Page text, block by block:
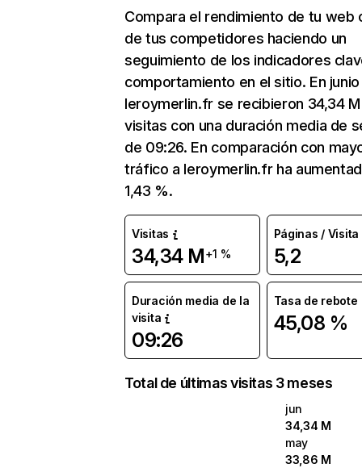
Compara el rendimiento de tu web
de tus competidores haciendo un
seguimiento de los indicadores
comportamiento en el sitio. En junio
leroymerlin.fr se recibieron 34,34 M
visitas con una duración media de
de 09:26. En comparación con
tráfico a leroymerlin.fr ha
1,43 %.
Visitas
34,34 M+1 %
Páginas / Visita
5,2
Duración media de la
visita
09:26
Tasa de rebote
45,08 %
Total de últimas visitas 3 meses
jun
34,34 M
may
33,86 M